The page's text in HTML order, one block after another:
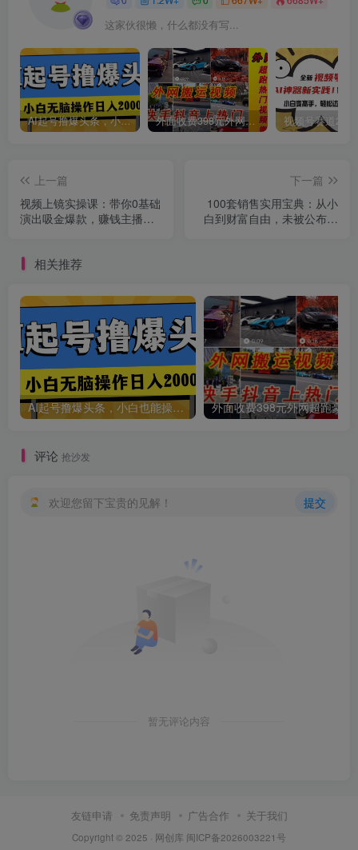
这家伙很懒，什么都没有写...
AI起号撸爆头条，小白也能操作，日入2000+ 外面收费398元外网超跑豪车汽车视频搬运至快手抖音上热门项目
上一篇
视频上镜实操课：带你0基础
演出吸金爆款，赚钱主播如
下一篇
100套销售实用宝典：从小
白到财富自由，未被公布的
相关推荐
AI起号撸爆头条，小白也能操作，日入2000+
评论 抢沙发
欢迎您留下宝贵的见解！ 提交
暂无评论内容
友链申请 免责声明 广告合作 关于我们
Copyright © 2025 · 网创库 闽ICP备2026003221号